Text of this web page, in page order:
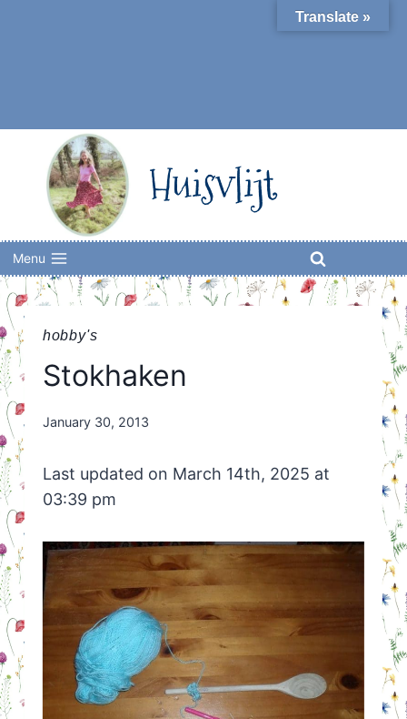
Huisvlijt
Menu
hobby's
Stokhaken
By
January 30, 2013
Last updated on March 14th, 2025 at
03:39 pm
Translate »